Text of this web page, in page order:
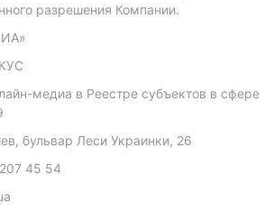
разрешения Компании.
медиа в Реестре субъектов в сфере
бульвар Леси Украинки, 26
45 54